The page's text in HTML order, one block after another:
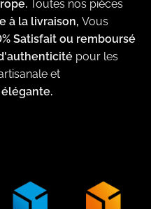
Toutes nos pièces
à la livraison, Vous
Satisfait ou remboursé
pour les
et